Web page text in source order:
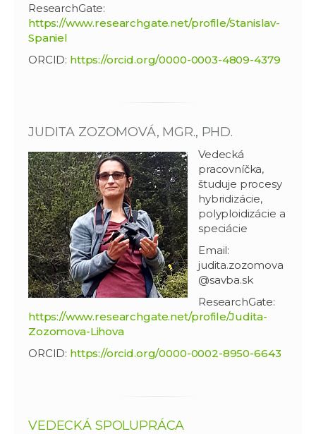
ResearchGate:
https://www.researchgate.net/profile/Stanislav-
Spaniel
ORCID: https://orcid.org/0000-0003-4809-4379
JUDITA ZOZOMOVÁ, MGR., PHD.
Vedecká
pracovníčka,
študuje procesy
hybridizácie,
polyploidizácie a
speciácie
Email:
judita.zozomova
@savba.sk
ResearchGate:
https://www.researchgate.net/profile/Judita-
Zozomova-Lihova
ORCID: https://orcid.org/0000-0002-8950-6643
VEDECKÁ SPOLUPRÁCA